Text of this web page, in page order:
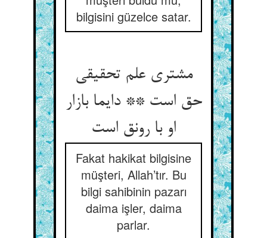
bilgisini güzelce satar.
مشتری علم تحقیقی
حق است ** دایما بازار
او با رونق است‏
Fakat hakikat bilgisine
müşteri, Allah’tır. Bu
bilgi sahibinin pazarı
daima işler, daima
parlar.